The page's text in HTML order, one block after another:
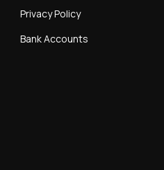
Privacy Policy
Bank Accounts